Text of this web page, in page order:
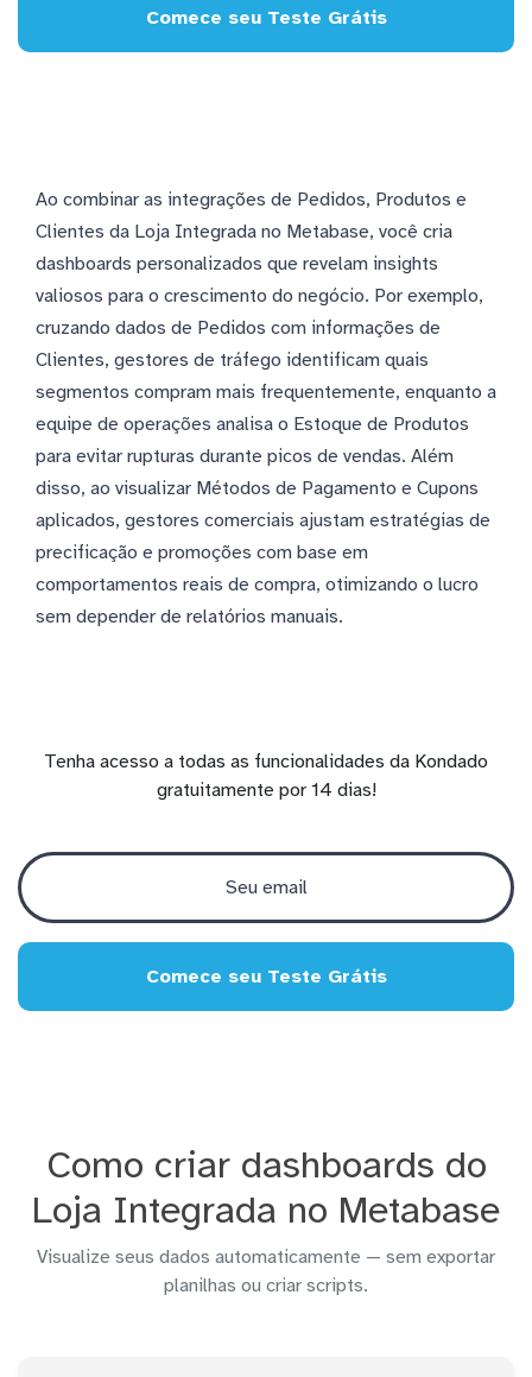
Comece seu Teste Grátis
Ao combinar as integrações de Pedidos, Produtos e
Clientes da Loja Integrada no Metabase, você cria
dashboards personalizados que revelam insights
valiosos para o crescimento do negócio. Por exemplo,
cruzando dados de Pedidos com informações de
Clientes, gestores de tráfego identificam quais
segmentos compram mais frequentemente, enquanto a
equipe de operações analisa o Estoque de Produtos
para evitar rupturas durante picos de vendas. Além
disso, ao visualizar Métodos de Pagamento e Cupons
aplicados, gestores comerciais ajustam estratégias de
precificação e promoções com base em
comportamentos reais de compra, otimizando o lucro
sem depender de relatórios manuais.
Tenha acesso a todas as funcionalidades da Kondado
gratuitamente por 14 dias!
Comece seu Teste Grátis
Como criar dashboards do
Loja Integrada no Metabase
Visualize seus dados automaticamente — sem exportar
planilhas ou criar scripts.